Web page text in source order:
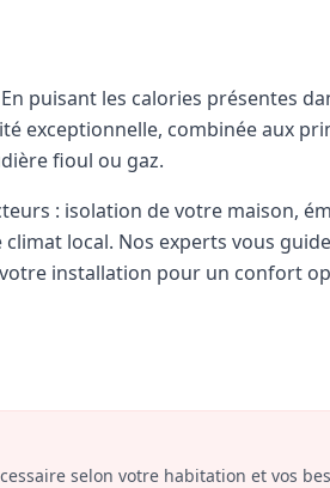
puisant les calories présentes
exceptionnelle, combinée aux
fioul ou gaz.
: isolation de votre maison,
local. Nos experts vous
installation pour un confort
selon votre habitation et vos